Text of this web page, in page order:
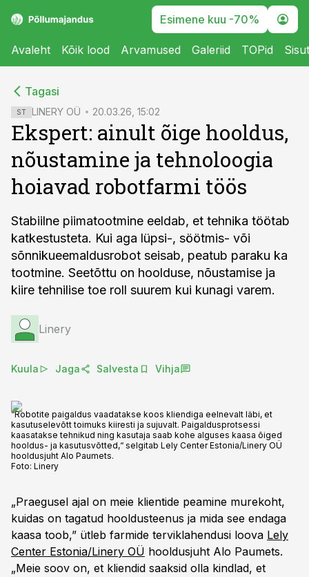
Esimene kuu -70%
Avaleht Kõik lood Arvamused Galeriid TOPid
Tagasi
ST LINERY OÜ 20.03.26, 15:02
Ekspert: ainult õige hooldus,
nõustamine ja tehnoloogia
hoiavad robotfarmi töös
Stabiilne piimatootmine eeldab, et tehnika töötab
katkestusteta. Kui aga lüpsi-, söötmis- või
sõnnikueemaldusrobot seisab, peatub paraku ka
tootmine. Seetõttu on hoolduse, nõustamise ja
kiire tehnilise toe roll suurem kui kunagi varem.
Linery
Kuula Jaga Salvesta Vihja
“Robotite paigaldus vaadatakse koos kliendiga eelnevalt läbi, et
kasutuselevõtt toimuks kiiresti ja sujuvalt. Paigaldusprotsessi
kaasatakse tehnikud ning kasutaja saab kohe alguses kaasa õiged
hooldus- ja kasutusvõtted,“ selgitab Lely Center Estonia/Linery OÜ
hooldusjuht Alo Paumets.
Foto: Linery
„Praegusel ajal on meie klientide peamine murekoht,
kuidas on tagatud hooldusteenus ja mida see endaga
kaasa toob,” ütleb farmide terviklahendusi loova Lely
Center Estonia/Linery OÜ hooldusjuht Alo Paumets.
„Meie soov on, et kliendid saaksid olla kindlad, et